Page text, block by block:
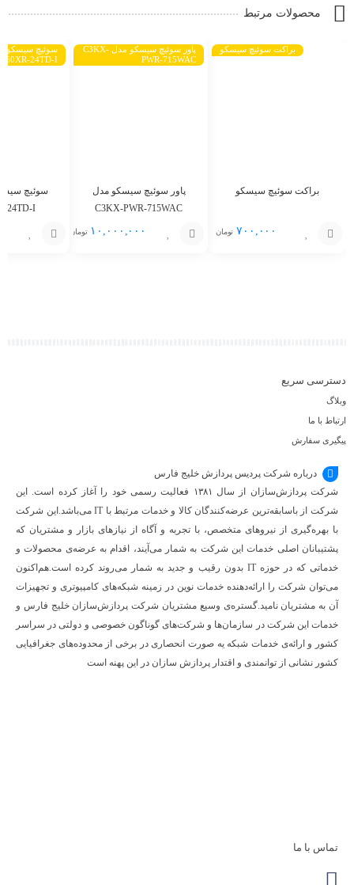
محصولات مرتبط
براکت سوئیچ سیسکو
براکت سوئیچ سیسکو
۷۰۰,۰۰۰ تومان
پاور سوئیچ سیسکو مدل C3KX-
PWR-715WAC
پاور سوئیچ سیسکو مدل
C3KX-PWR-715WAC
۱۰,۰۰۰,۰۰۰ تومان
24TD-I
24TD-I
دسترسی سریع
وبلاگ
ارتباط با ما
پیگیری سفارش
درباره شرکت پردیس پردازش خلیج فارس
شرکت پردازش‌سازان از سال ۱۳۸۱ فعالیت رسمی خود را آغاز کرده است. این
شرکت از باسابقه‌ترین عرضه‌کنندگان کالا و خدمات مرتبط با IT می‌باشد.این شرکت
با بهره‌گیری از نیروهای متخصص، با تجربه و آگاه از نیازهای بازار و مشتریان که
پشتیبانان اصلی خدمات این شرکت به شمار می‌آیند، اقدام به عرضه‌‌ی محصولات و
خدماتی که در حوزه IT بدون رقیب و جدید به شمار می‌روند کرده است.هم‌اکنون
می‌توان شرکت را ارائه‌دهنده خدمات نوین در زمینه شبکه‌های کامپیوتری و تجهیزات
آن به مشتریان نامید.گستره‌ی وسیع مشتریان شرکت پردازش‌سازان خلیج فارس و
خدمات این شرکت در سازمان‌ها و شرکت‌های گوناگون خصوصی و دولتی در سراسر
کشور و ارائه‌ی خدمات شبکه یه صورت انحصاری در برخی از محدوده‌های جغرافیایی
کشور نشانی از توانمندی و اقتدار پردازش سازان در این پهنه است
تماس با ما